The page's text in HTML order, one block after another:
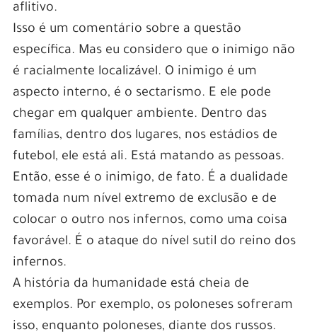
aflitivo.
Isso é um comentário sobre a questão
específica. Mas eu considero que o inimigo não
é racialmente localizável. O inimigo é um
aspecto interno, é o sectarismo. E ele pode
chegar em qualquer ambiente. Dentro das
famílias, dentro dos lugares, nos estádios de
futebol, ele está ali. Está matando as pessoas.
Então, esse é o inimigo, de fato. É a dualidade
tomada num nível extremo de exclusão e de
colocar o outro nos infernos, como uma coisa
favorável. É o ataque do nível sutil do reino dos
infernos.
A história da humanidade está cheia de
exemplos. Por exemplo, os poloneses sofreram
isso, enquanto poloneses, diante dos russos.